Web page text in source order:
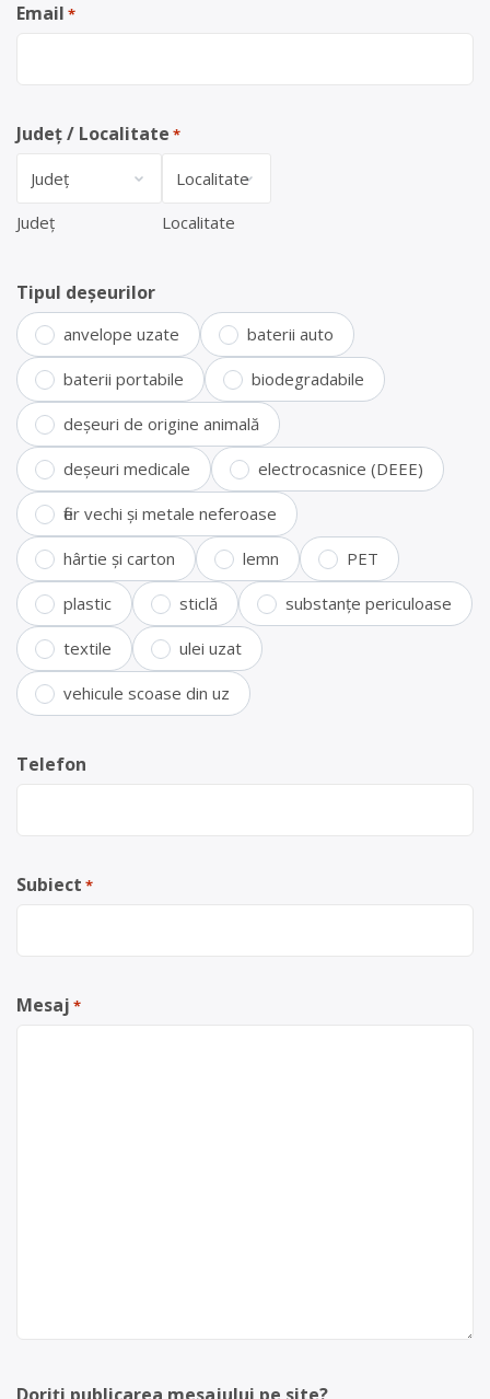
Email *
Județ / Localitate *
Județ Localitate
Tipul deșeurilor
anvelope uzate baterii auto
baterii portabile biodegradabile
deșeuri de origine animală
deșeuri medicale electrocasnice (DEEE)
fier vechi și metale neferoase
hârtie și carton lemn PET
plastic sticlă substanțe periculoase
textile ulei uzat
vehicule scoase din uz
Telefon
Subiect *
Mesaj *